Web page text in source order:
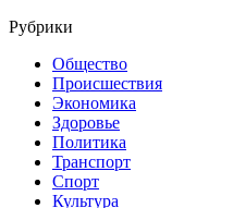
Рубрики
Общество
Происшествия
Экономика
Здоровье
Политика
Транспорт
Спорт
Культура